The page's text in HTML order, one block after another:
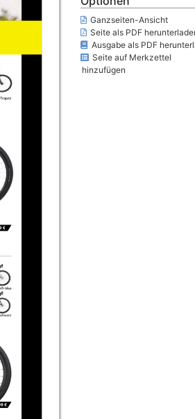
Ganzseiten-Ansicht
Seite als PDF
Ausgabe als PDF
Seite auf Merkzettel
hinzufügen